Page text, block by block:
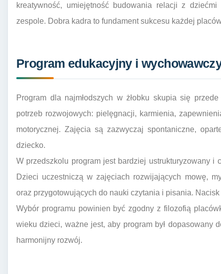
kreatywność, umiejętność budowania relacji z
zespole. Dobra kadra to fundament sukcesu każdej
Program edukacyjny i
Program dla najmłodszych w żłobku skupia się
potrzeb rozwojowych: pielęgnacji, karmienia,
motorycznej. Zajęcia są zazwyczaj spontaniczne,
dziecko.
W przedszkolu program jest bardziej ustrukturyzowany i
Dzieci uczestniczą w zajęciach rozwijających mowę,
oraz przygotowujących do nauki czytania i pisania.
Wybór programu powinien być zgodny z filozofią
wieku dzieci, ważne jest, aby program był dopasowany
harmonijny rozwój.